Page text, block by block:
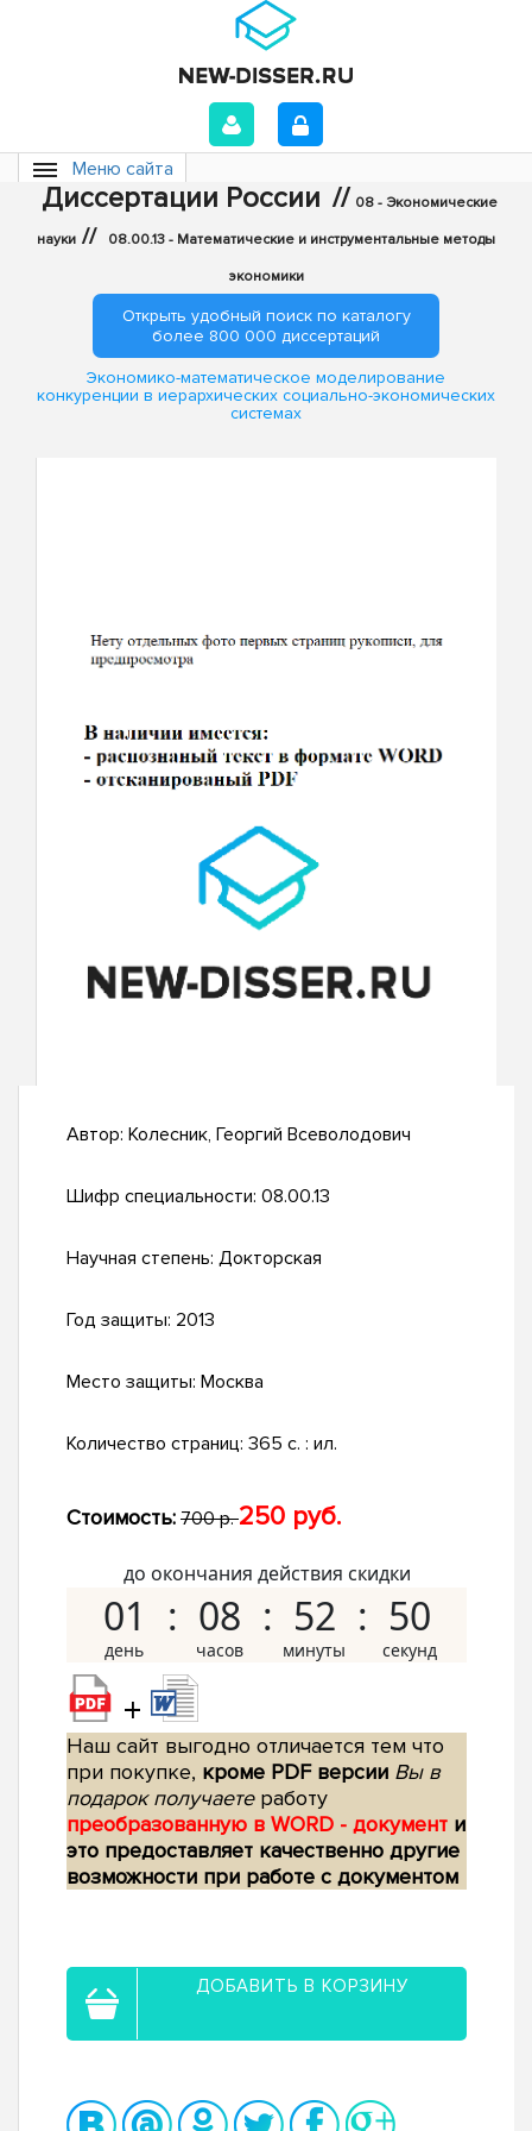
Меню сайта
Диссертации России // 08 - Экономические
науки // 08.00.13 - Математические и инструментальные методы
экономики
Открыть удобный поиск по каталогу
более 800 000 диссертаций
Экономико-математическое моделирование
конкуренции в иерархических социально-экономических
системах
Автор: Колесник, Георгий Всеволодович
Шифр специальности: 08.00.13
Научная степень: Докторская
Год защиты: 2013
Место защиты: Москва
Количество страниц: 365 с. : ил.
Стоимость: 700 р.250 руб.
до окончания действия скидки
01 08 52 49
+
Наш сайт выгодно отличается тем что
при покупке, кроме PDF версии Вы в
подарок получаетеработу
преобразованную в WORD - документ и
это предоставляет качественно другие
возможности при работе с документом
ДОБАВИТЬ В КОРЗИНУ